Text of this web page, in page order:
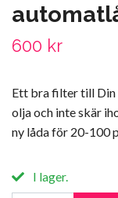
600 kr
Ett bra filter till
olja och inte skär
ny låda för 20-100
I lager.